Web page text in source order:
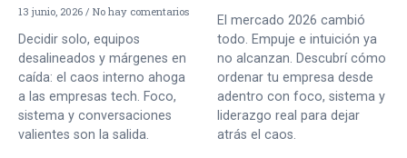
13 junio, 2026 No hay comentarios
Decidir solo, equipos
desalineados y márgenes en
caída: el caos interno ahoga
a las empresas tech. Foco,
sistema y conversaciones
valientes son la salida.
El mercado 2026 cambió
todo. Empuje e intuición ya
no alcanzan. Descubrí cómo
ordenar tu empresa desde
adentro con foco, sistema y
liderazgo real para dejar
atrás el caos.